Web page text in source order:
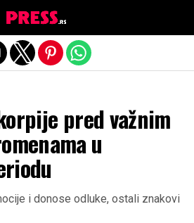
pred važnim
u
i donose odluke, ostali znakovi
mobile version